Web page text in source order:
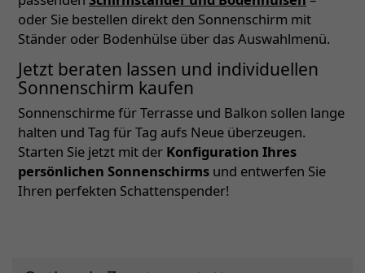
oder Sie bestellen direkt den Sonnenschirm mit
Ständer oder Bodenhülse über das Auswahlmenü.
Jetzt beraten lassen und individuellen
Sonnenschirm kaufen
Sonnenschirme für Terrasse und Balkon sollen lange
halten und Tag für Tag aufs Neue überzeugen.
Starten Sie jetzt mit der Konfiguration Ihres
persönlichen Sonnenschirms und entwerfen Sie
Ihren perfekten Schattenspender!